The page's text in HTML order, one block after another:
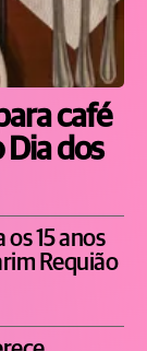
café
Dia dos
os 15 anos
Requião